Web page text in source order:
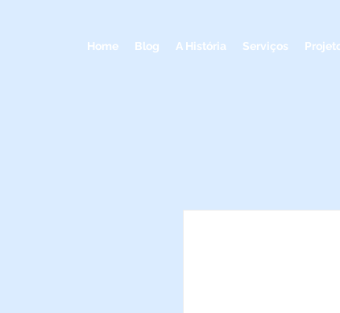
Home Blog A História Serviços